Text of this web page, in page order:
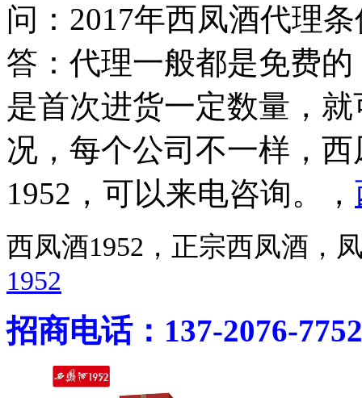
问：2017年西凤酒代理
答：代理一般都是免费
是首次进货一定数量，
况，每个公司不一样，
1952，可以来电咨询。，
西凤酒1952，正宗西凤酒
1952
招商电话：137-2076-7752